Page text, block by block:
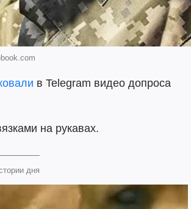
в Telegram видео допроса
на рукавах.
дня